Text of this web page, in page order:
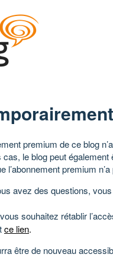
premium de ce blog
le blog peut
l’abonnement premium
avez des questions,
souhaitez rétablir
ce lien.
être de nouveau